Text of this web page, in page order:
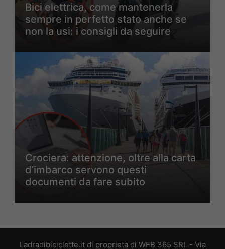
Bici elettrica, come mantenerla
sempre in perfetto stato anche se
non la usi: i consigli da seguire
Crociera: attenzione, oltre alla carta
d’imbarco servono questi
documenti da fare subito
Ladradibiciclette.it di proprietà di WEB 365 SRL - Via